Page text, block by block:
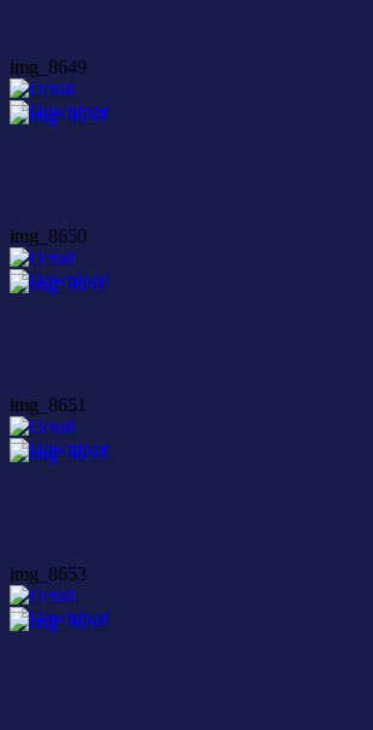
img_8649
img_8650
img_8651
img_8653